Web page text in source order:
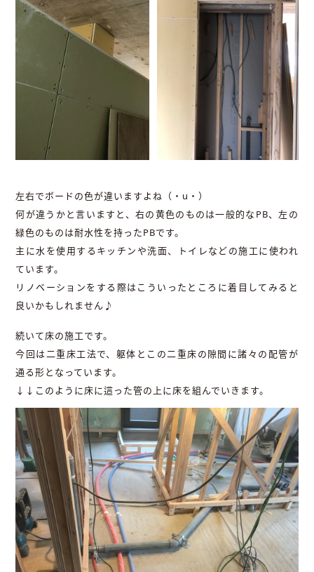
左右でボードの色が違いますよね（・u・）
何が違うかと言いますと、右の黄色のものは一般的なPB、左の
緑色のものは耐水性を持ったPBです。
主に水を使用するキッチンや洗面、トイレなどの施工に使われ
ています。
リノベーションをする際はこういったところに着目してみると
良いかもしれません♪
続いて床の施工です。
今回は二重床工法で、躯体とこの二重床の隙間に諸々の配管が
通る形となっています。
↓↓このように床に這った管の上に床を組んでいきます。